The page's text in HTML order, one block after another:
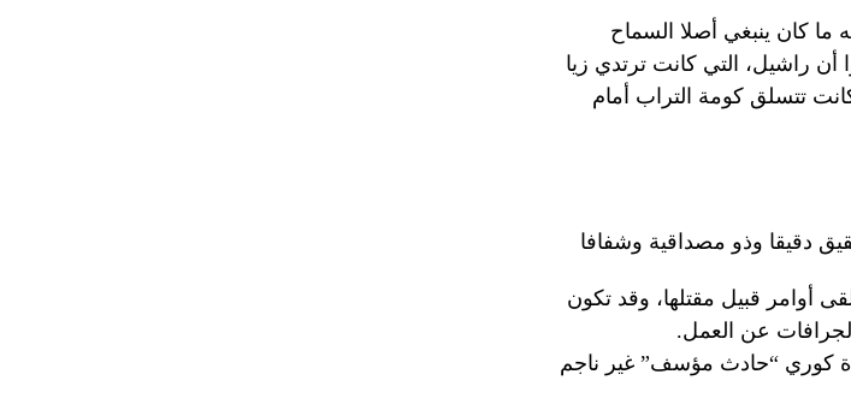
ما كان ينبغي أصلا السماح
أن راشيل، التي كانت ترتدي زيا
تتسلق كومة التراب أمام
دقيقا وذو مصداقية وشفافا
أوامر قبيل مقتلها، وقد تكون
عن العمل.
كوري “حادث مؤسف” غير ناجم